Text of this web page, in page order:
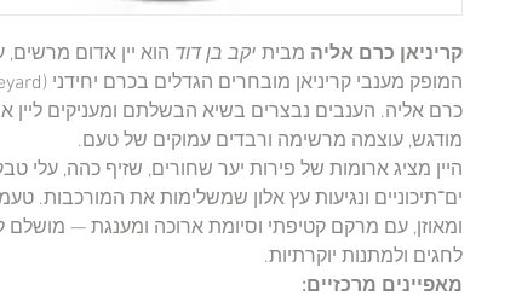
קריניאן כרם אליה מבית יקב בן דוד הוא יין אדום מרשים,
כרם אליה. הענבים נבצרים בשיא הבשלתם ומעניקים ליין
מודגש, עוצמה מרשימה ורבדים עמוקים של טעם.
היין מציג ארומות של פירות יער שחורים, שזיף כהה, עלי
ים־תיכוניים ונגיעות עץ אלון שמשלימות את המורכבות.
ומאוזן, עם מרקם קטיפתי וסיומת ארוכה ומענגת — מושלם
לחגים ולמתנות יוקרתיות.
מאפיינים מרכזיים: